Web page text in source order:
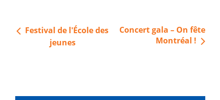
Navigation
Festival de l'École des
jeunes
Concert gala – On fête
Montréal !